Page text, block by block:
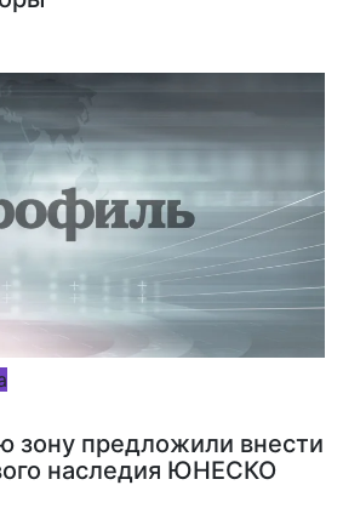
зону предложили внести
наследия ЮНЕСКО